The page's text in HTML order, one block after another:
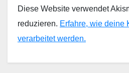
Diese Website verwendet
reduzieren. Erfahre, wie deine
verarbeitet werden.